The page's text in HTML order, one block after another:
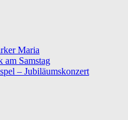
Maria
am Samstag
– Jubiläumskonzert